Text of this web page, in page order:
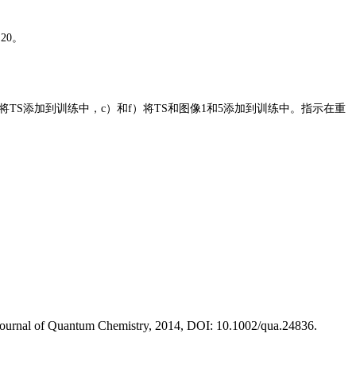
。
添加到训练中，c）和f）将TS和图像1和5添加到训练中。指示在重
of Quantum Chemistry, 2014, DOI: 10.1002/qua.24836.